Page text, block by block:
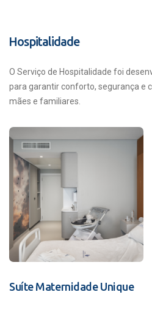
Hospitalidade
O Serviço de Hospitalidade foi
para garantir conforto, segurança e
mães e familiares.
Suíte Maternidade Unique